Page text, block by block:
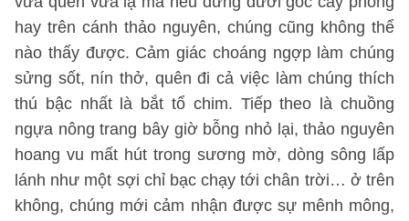
hay trên cánh thảo nguyên, chúng cũng không thể
nào thấy được. Cảm giác choáng ngợp làm chúng
sửng sốt, nín thở, quên đi cả việc làm chúng thích
thú bậc nhất là bắt tổ chim. Tiếp theo là chuồng
ngựa nông trang bây giờ bỗng nhỏ lại, thảo nguyên
hoang vu mất hút trong sương mờ, dòng sông lấp
lánh như một sợi chỉ bạc chạy tới chân trời… ở trên
không, chúng mới cảm nhận được sự mênh mông,